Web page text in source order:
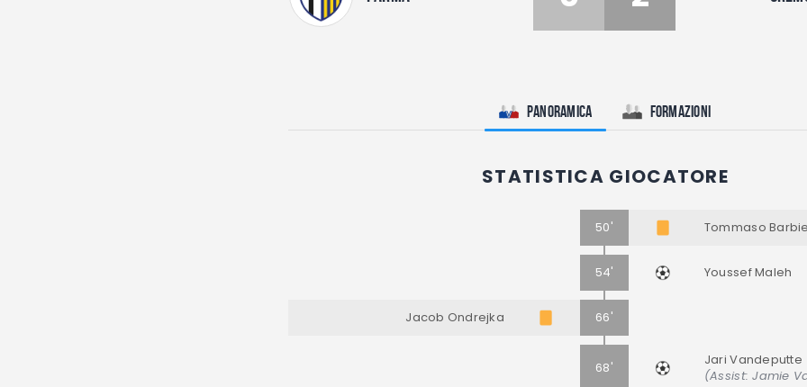
Panoramica Formazioni
STATISTICA GIOCATORE
50' Tommaso
54' Youssef Maleh
Jacob Ondrejka 66'
68'
Jari Vandeputte
(Assist: Jamie